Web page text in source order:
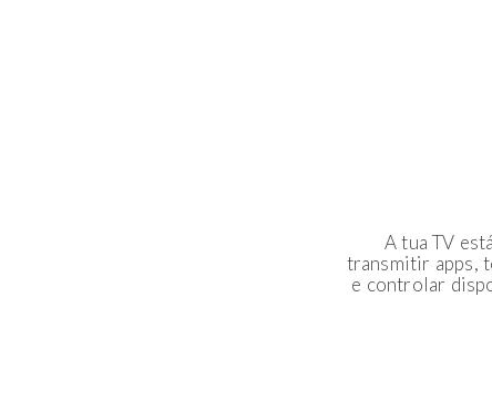
A tua TV
transmitir apps,
e controlar